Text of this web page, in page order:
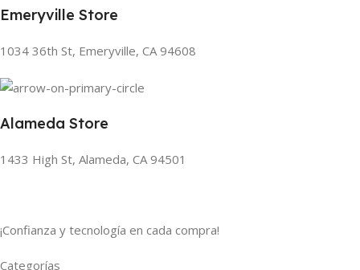
Emeryville Store
1034 36th St, Emeryville, CA 94608
Alameda Store
1433 High St, Alameda, CA 94501
¡Confianza y tecnología en cada compra!
Categorías